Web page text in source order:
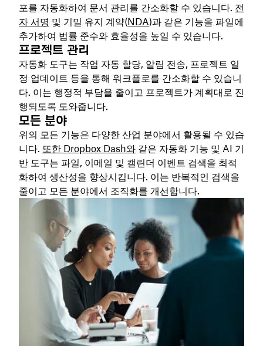
포를 자동화하여 문서 관리를 간소화할 수 있습니다. 전
자 서명 및 기밀 유지 계약(NDA)과 같은 기능을 파일에
추가하여 법률 준수와 효율성을 높일 수 있습니다.
프로젝트 관리
자동화 도구는 작업 자동 할당, 알림 전송, 프로젝트 일
정 업데이트 등을 통해 워크플로를 간소화할 수 있습니
다. 이는 행정적 부담을 줄이고 프로젝트가 계획대로 진
행되도록 도와줍니다.
모든 분야
위의 모든 기능은 다양한 산업 분야에서 활용될 수 있습
니다. 또한 Dropbox Dash와 같은 자동화 기능 및 AI 기
반 도구는 파일, 이메일 및 캘린더 이벤트 검색을 최적
화하여 생산성을 향상시킵니다. 이는 반복적인 검색을
줄이고 모든 분야에서 조직화를 개선합니다.